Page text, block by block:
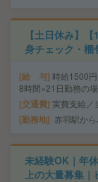
【土日休み】
身チェック・梱
給 与 時給1500
8時間×21日勤務の
交通費 実費支給／
勤務地 赤羽駅か
未経験OK｜年
上の大量募集